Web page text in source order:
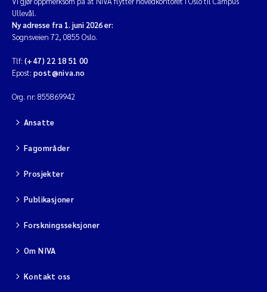
Ullevål.
Ny adresse fra 1. juni 2026 er:
Sognsveien 72, 0855 Oslo.
Tlf: (+47) 22 18 51 00
Epost: post@niva.no
Org. nr: 855869942
Ansatte
Fagområder
Prosjekter
Publikasjoner
Forskningsseksjoner
Om NIVA
Kontakt oss